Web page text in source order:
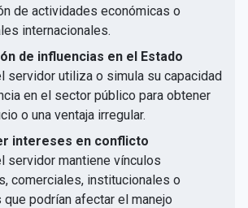
de actividades económicas o
internacionales.
de influencias en el Estado
servidor utiliza o simula su capacidad
en el sector público para obtener
o una ventaja irregular.
intereses en conflicto
servidor mantiene vínculos
comerciales, institucionales o
que podrían afectar el manejo